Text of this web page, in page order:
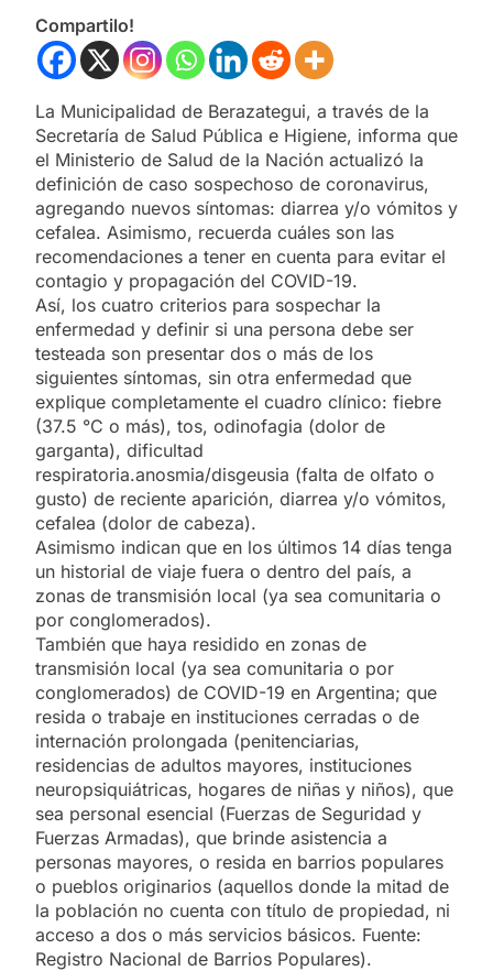
Compartilo!
La Municipalidad de Berazategui, a través de la
Secretaría de Salud Pública e Higiene, informa que
el Ministerio de Salud de la Nación actualizó la
definición de caso sospechoso de coronavirus,
agregando nuevos síntomas: diarrea y/o vómitos y
cefalea. Asimismo, recuerda cuáles son las
recomendaciones a tener en cuenta para evitar el
contagio y propagación del COVID-19.
Así, los cuatro criterios para sospechar la
enfermedad y definir si una persona debe ser
testeada son presentar dos o más de los
siguientes síntomas, sin otra enfermedad que
explique completamente el cuadro clínico: fiebre
(37.5 °C o más), tos, odinofagia (dolor de
garganta), dificultad
respiratoria.anosmia/disgeusia (falta de olfato o
gusto) de reciente aparición, diarrea y/o vómitos,
cefalea (dolor de cabeza).
Asimismo indican que en los últimos 14 días tenga
un historial de viaje fuera o dentro del país, a
zonas de transmisión local (ya sea comunitaria o
por conglomerados).
También que haya residido en zonas de
transmisión local (ya sea comunitaria o por
conglomerados) de COVID-19 en Argentina; que
resida o trabaje en instituciones cerradas o de
internación prolongada (penitenciarias,
residencias de adultos mayores, instituciones
neuropsiquiátricas, hogares de niñas y niños), que
sea personal esencial (Fuerzas de Seguridad y
Fuerzas Armadas), que brinde asistencia a
personas mayores, o resida en barrios populares
o pueblos originarios (aquellos donde la mitad de
la población no cuenta con título de propiedad, ni
acceso a dos o más servicios básicos. Fuente:
Registro Nacional de Barrios Populares).